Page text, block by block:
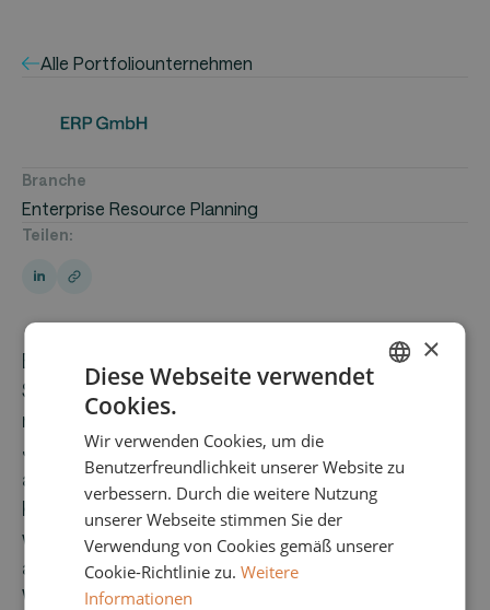
Alle Portfoliounternehmen
Branche
Enterprise Resource Planning
Teilen:
Ein etablierter Anbieter von ERP-
Softwarelösungen für kleine und
mittelständische Unternehmen. Seit den 90‘er
Jahren entwickelt das Unternehmen eine
anpassbare ERP-Software, welche von 1.800
Kunden aus verschiedenen Branchen eingesetzt
wird.Im Mittelpunkt steht eine ERP-Software, die
alle zentralen Geschäftsbereiche integriert – von
Warenwirtschaft und Einkauf über Produktion
×
Diese Webseite verwendet
Cookies.
Wir verwenden Cookies, um die
Benutzerfreundlichkeit unserer Website zu
verbessern. Durch die weitere Nutzung
unserer Webseite stimmen Sie der
Verwendung von Cookies gemäß unserer
Cookie-Richtlinie zu. Weitere
Informationen